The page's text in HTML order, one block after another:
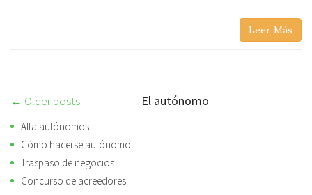
Leer Más
Post
navigation
← Older posts El autónomo
Alta autónomos
Cómo hacerse autónomo
Traspaso de negocios
Concurso de acreedores